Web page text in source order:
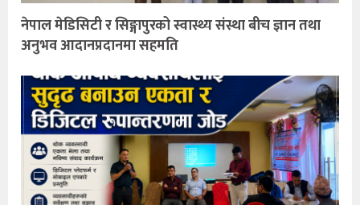
नेपाल मेडिसिटी र सिङ्गापुरको स्वास्थ्य संस्था बीच ज्ञान तथा
अनुभव आदानप्रदानमा सहमति